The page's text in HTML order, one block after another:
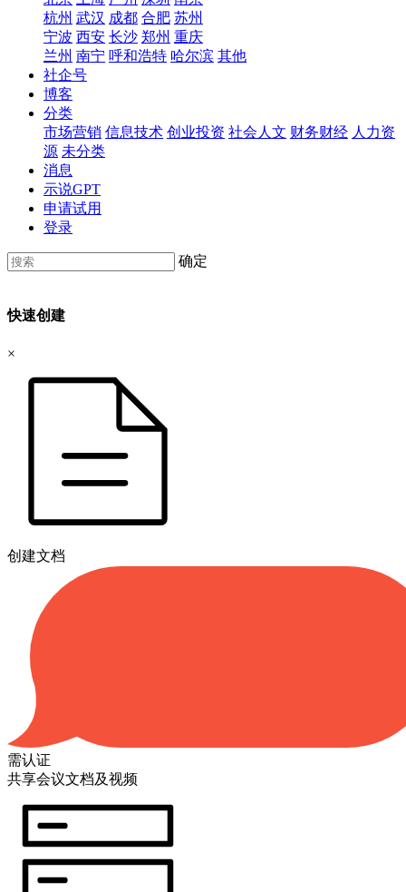
杭州 武汉 成都 合肥 苏州
宁波 西安 长沙 郑州 重庆
兰州 南宁 呼和浩特 哈尔滨 其他
社企号
博客
分类
市场营销 信息技术 创业投资 社会人文 财务财经 人力资
源 未分类
消息
示说GPT
申请试用
登录
确定
快速创建
×
创建文档
需认证
共享会议文档及视频